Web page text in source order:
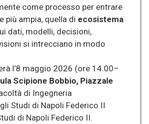
come processo per entrare
più ampia, quella di ecosistema
dati, modelli, decisioni,
si intrecciano in modo
l’8 maggio 2026 (ore 14.00–
Scipione Bobbio, Piazzale
di Ingegneria
Studi di Napoli Federico II
di Napoli Federico II.